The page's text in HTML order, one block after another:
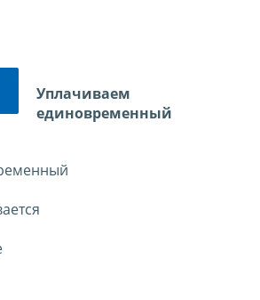
Уплачиваем
единовременный